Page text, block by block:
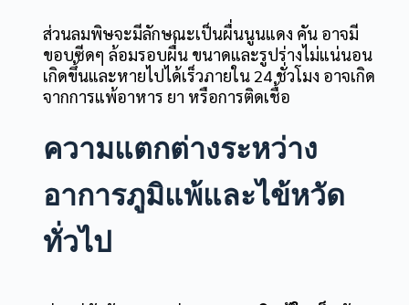
ส่วนลมพิษจะมีลักษณะเป็นผื่นนูนแดง คัน อาจมี
ขอบซีดๆ ล้อมรอบผื่น ขนาดและรูปร่างไม่แน่นอน
เกิดขึ้นและหายไปได้เร็วภายใน 24 ชั่วโมง อาจเกิด
จากการแพ้อาหาร ยา หรือการติดเชื้อ
ความแตกต่างระหว่าง
อาการภูมิแพ้และไข้หวัด
ทั่วไป